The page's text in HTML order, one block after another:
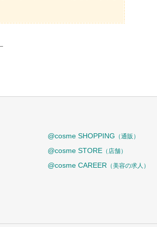
@cosme SHOPPING （通販）
@cosme STORE （店舗）
@cosme CAREER （美容の求人）